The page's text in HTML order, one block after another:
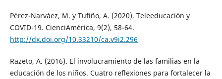
Pérez-Narváez, M. y Tufiño, A. (2020). Teleeducación y
COVID-19. CienciAmérica, 9(2), 58-64.
http://dx.doi.org/10.33210/ca.v9i2.296
Razeto, A. (2016). El involucramiento de las familias en la
educación de los niños. Cuatro reflexiones para fortalecer la